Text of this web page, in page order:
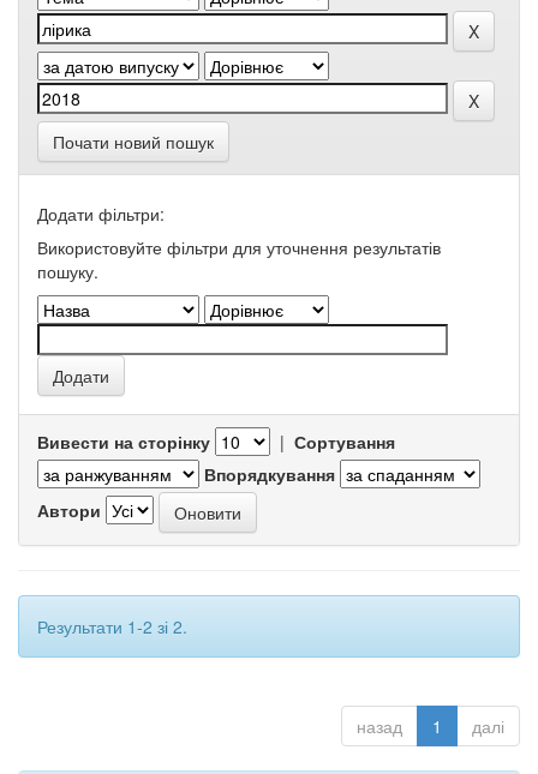
Почати новий пошук
Додати фільтри:
Використовуйте фільтри для уточнення результатів
пошуку.
Вивести на сторінку | Сортування
Впорядкування
Автори
Результати 1-2 зі 2.
назад 1 далі